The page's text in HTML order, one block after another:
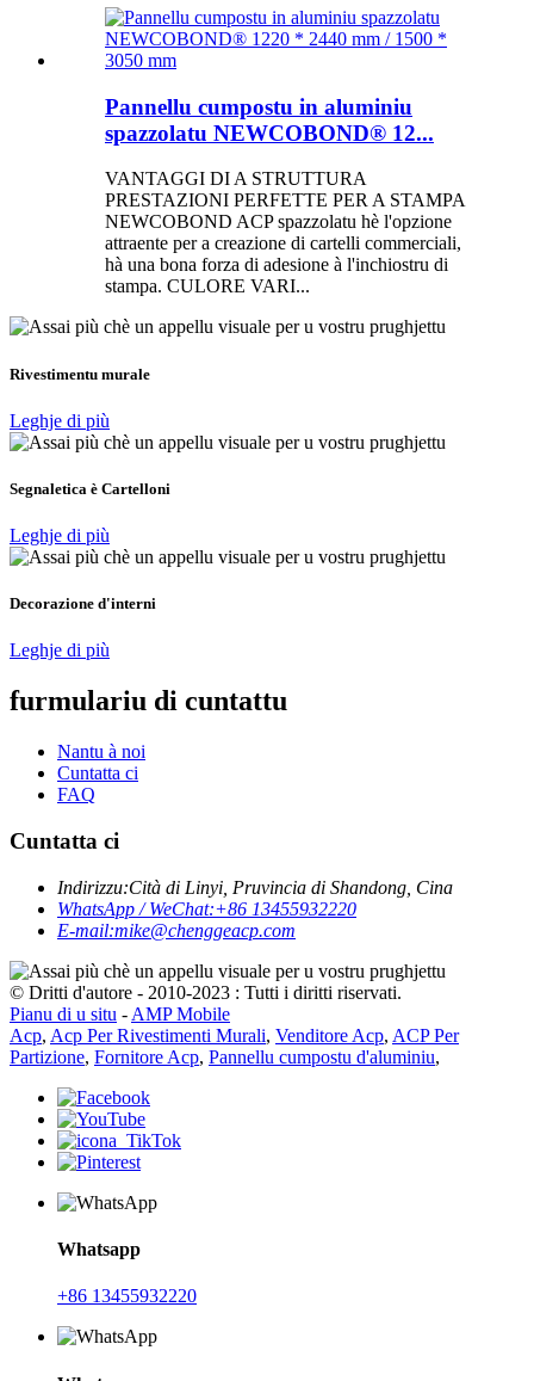
Pannellu cumpostu in aluminiu
spazzolatu NEWCOBOND® 12...
VANTAGGI DI A STRUTTURA
PRESTAZIONI PERFETTE PER A STAMPA
NEWCOBOND ACP spazzolatu hè l'opzione
attraente per a creazione di cartelli commerciali,
hà una bona forza di adesione à l'inchiostru di
stampa. CULORE VARI...
Rivestimentu murale
Leghje di più
Segnaletica è Cartelloni
Leghje di più
Decorazione d'interni
Leghje di più
furmulariu di cuntattu
Nantu à noi
Cuntatta ci
FAQ
Cuntatta ci
Indirizzu:Cità ​​di Linyi, Pruvincia di Shandong, Cina
WhatsApp / WeChat:+86 13455932220
E-mail:mike@chenggeacp.com
© Dritti d'autore - 2010-2023 : Tutti i diritti riservati.
Pianu di u situ - AMP Mobile
Acp, Acp Per Rivestimenti Murali, Venditore Acp, ACP Per
Partizione, Fornitore Acp, Pannellu cumpostu d'aluminiu,
Whatsapp
+86 13455932220